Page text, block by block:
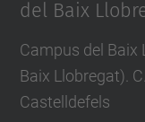
del Baix
Campus del Baix
Baix Llobregat).
Castelldefels